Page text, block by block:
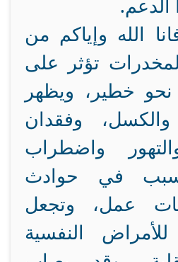
الدعم.
الله وإياكم من
تؤثر على
خطير، ويظهر
وفقدان
واضطراب
في حوادث
عمل، وتجعل
للأمراض النفسية